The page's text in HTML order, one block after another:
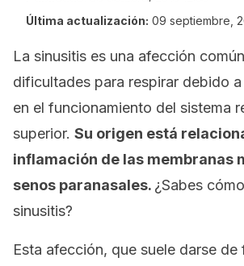
Última actualización: 09 septiembre,
La sinusitis es una afección
dificultades para respirar debido
en el funcionamiento del sistema
superior. Su origen está
inflamación de las membranas
senos paranasales. ¿Sabes
sinusitis?
Esta afección, que suele darse de